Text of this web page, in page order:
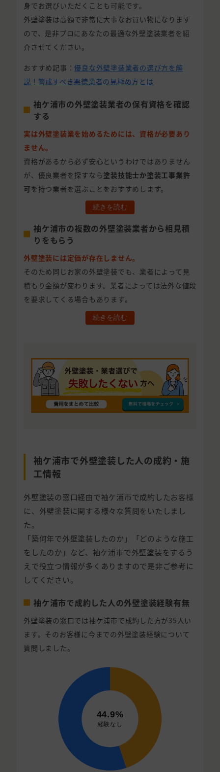
身でお選びいただくことも可能です。
外壁塗装は高額で非常に大事なお買い物になります
ので、是非プロにあなたの最適な外壁塗装業者を紹
介させてください。
おすすめ記事：優良な外壁塗装業者の選び方を解
説！警戒すべき悪徳業者の見極め方とは
袖ケ浦市の外壁塗装業者の保有資格を確認
する
実は外壁塗装業を始めるためには、資格が必要あり
ません。
資格があるから必ず安心というわけではありません
が、優良業者を探すなら塗装技能士か塗装工事業許
可 を持つ業者を選ぶことをおすすめします。
続きを読む
袖ケ浦市の複数の外壁塗装業者から相見積
りをもらう
外壁塗装には定価が存在しません。
そのため同じお家の外壁塗装でも、業者によって見
積もり金額が変わります。業者によっては法外な値段
を要求してくる場合もあります。
続きを読む
袖ケ浦市で外壁塗装した人の成約・施
工情報
外壁塗装の窓口経由で袖ケ浦市で成約したお客様
に、外壁塗装に関する様々な質問をいたしまし
た。
「築何年で外壁塗装したのか」「どのような施工
をしたのか」など、袖ケ浦市で外壁塗装をするう
えで役立つ情報が多くありますので是非ご参考に
してください。
袖ケ浦市で成約した人の外壁塗装経験有無
外壁塗装の窓口では袖ケ浦市で成約した方が35人い
ます。そのお客様に今までの外壁塗装経験について
質問しました。